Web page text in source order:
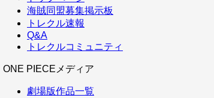
海賊同盟募集掲示板
トレクル速報
Q&A
トレクルコミュニティ
ONE PIECEメディア
劇場版作品一覧